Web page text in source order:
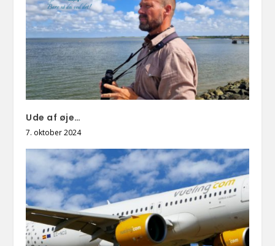
Ude af øje…
7. oktober 2024